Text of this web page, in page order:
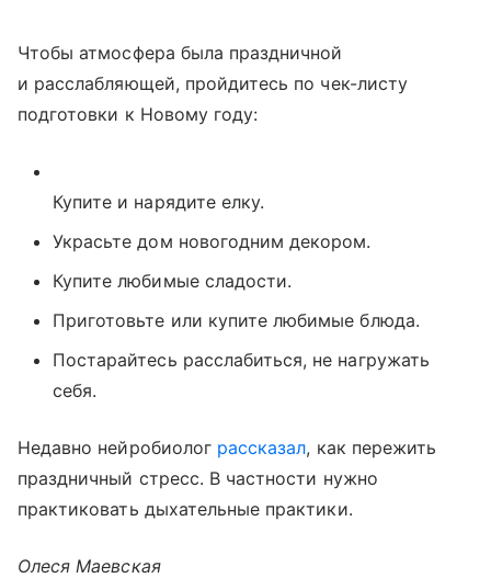
Чтобы атмосфера была праздничной
и расслабляющей, пройдитесь по чек-листу
подготовки к Новому году:
Купите и нарядите елку.
Украсьте дом новогодним декором.
Купите любимые сладости.
Приготовьте или купите любимые блюда.
Постарайтесь расслабиться, не нагружать
себя.
Недавно нейробиолог рассказал, как пережить
праздничный стресс. В частности нужно
практиковать дыхательные практики.
Олеся Маевская